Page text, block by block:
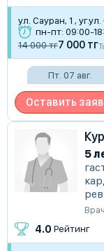
ул. Сауран, 1 ,
пн-пт: 09:00-
14 000 тг7 000 тг
Пт. 07 авг.
Оставить
5
Врач
4.0 Рейтинг